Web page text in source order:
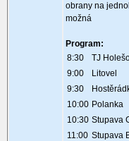
obrany na
možná
Program:
8:30
TJ
9:00
Litovel
9:30
10:00 Polanka
10:30 Stupava
11:00 Stupava